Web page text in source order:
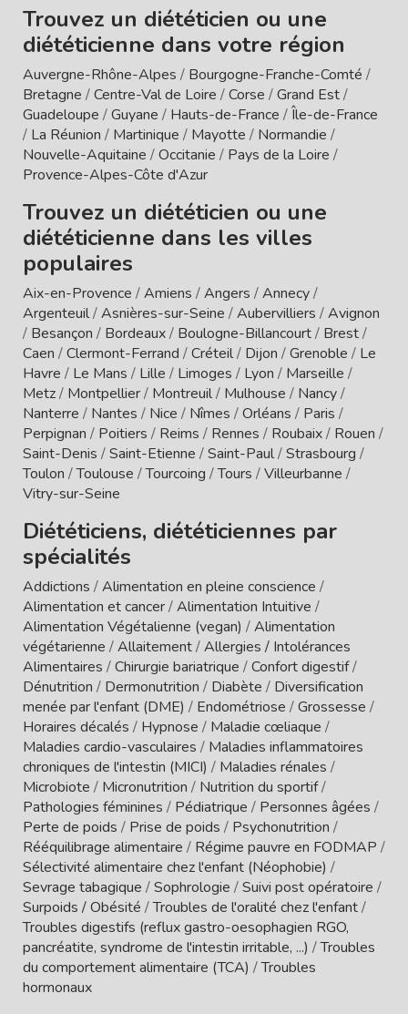
Trouvez un diététicien ou une
diététicienne dans votre région
Auvergne-Rhône-Alpes / Bourgogne-Franche-Comté /
Bretagne /Centre-Val de Loire /Corse /Grand Est/
Guadeloupe /Guyane / Hauts-de-France /Île-de-France
/ La Réunion / Martinique / Mayotte / Normandie /
Nouvelle-Aquitaine /Occitanie / Pays de la Loire /
Provence-Alpes-Côte d'Azur
Trouvez un diététicien ou une
diététicienne dans les villes
populaires
Aix-en-Provence /Amiens /Angers /Annecy/
Argenteuil/Asnières-sur-Seine /Aubervilliers /Avignon
/ Besançon / Bordeaux/ Boulogne-Billancourt/ Brest/
Caen /Clermont-Ferrand /Créteil/ Dijon /Grenoble / Le
Havre / Le Mans / Lille / Limoges / Lyon / Marseille /
Metz/ Montpellier/ Montreuil/ Mulhouse / Nancy/
Nanterre / Nantes / Nice / Nîmes /Orléans / Paris /
Perpignan / Poitiers / Reims / Rennes / Roubaix/ Rouen /
Saint-Denis /Saint-Etienne /Saint-Paul/Strasbourg /
Toulon /Toulouse /Tourcoing /Tours /Villeurbanne /
Vitry-sur-Seine
Diététiciens, diététiciennes par
spécialités
Addictions /Alimentation en pleine conscience /
Alimentation et cancer/Alimentation Intuitive /
Alimentation Végétalienne (vegan) /Alimentation
végétarienne /Allaitement/Allergies / Intolérances
Alimentaires /Chirurgie bariatrique /Confort digestif/
Dénutrition / Dermonutrition / Diabète / Diversification
menée par l'enfant (DME) / Endométriose /Grossesse /
Horaires décalés / Hypnose / Maladie cœliaque /
Maladies cardio-vasculaires / Maladies inflammatoires
chroniques de l'intestin (MICI) / Maladies rénales /
Microbiote / Micronutrition / Nutrition du sportif/
Pathologies féminines / Pédiatrique / Personnes âgées /
Perte de poids / Prise de poids / Psychonutrition /
Rééquilibrage alimentaire / Régime pauvre en FODMAP /
Sélectivité alimentaire chez l'enfant (Néophobie) /
Sevrage tabagique /Sophrologie /Suivi post opératoire /
Surpoids / Obésité /Troubles de l'oralité chez l'enfant/
Troubles digestifs (reflux gastro-oesophagien RGO,
pancréatite, syndrome de l'intestin irritable, ...) /Troubles
du comportement alimentaire (TCA) /Troubles
hormonaux